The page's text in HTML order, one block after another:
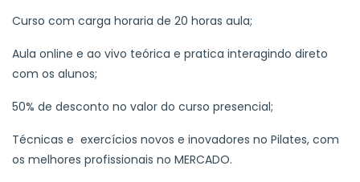
Curso com carga horaria de 20 horas aula;
Aula online e ao vivo teórica e pratica interagindo direto
com os alunos;
50% de desconto no valor do curso presencial;
Técnicas e exercícios novos e inovadores no Pilates, com
os melhores profissionais no MERCADO.